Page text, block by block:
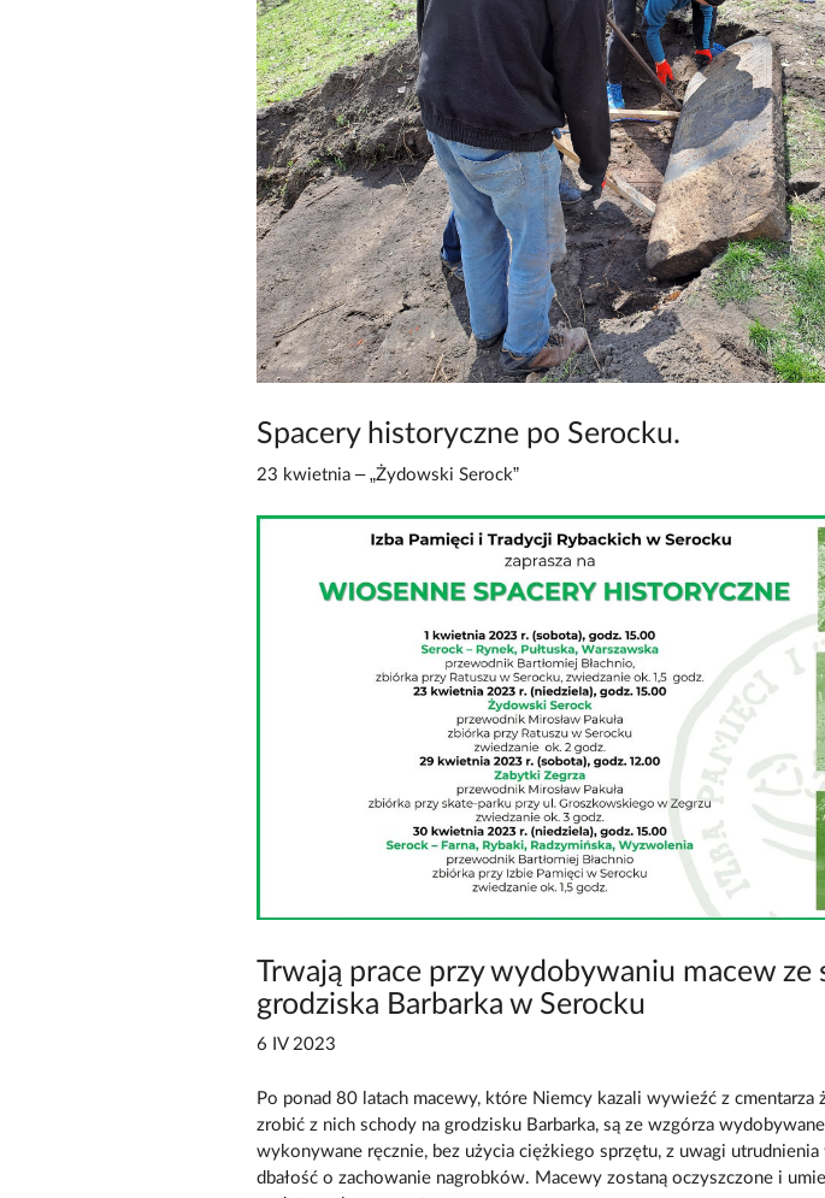
Spacery historyczne po Serocku.
23 kwietnia – „Żydowski Serock”
Trwają prace przy wydobywaniu macew ze
grodziska Barbarka w Serocku
6 IV 2023
Po ponad 80 latach macewy, które Niemcy kazali wywieźć z cmentarza
zrobić z nich schody na grodzisku Barbarka, są ze wzgórza
wykonywane ręcznie, bez użycia ciężkiego sprzętu, z uwagi
dbałość o zachowanie nagrobków. Macewy zostaną oczyszczone i